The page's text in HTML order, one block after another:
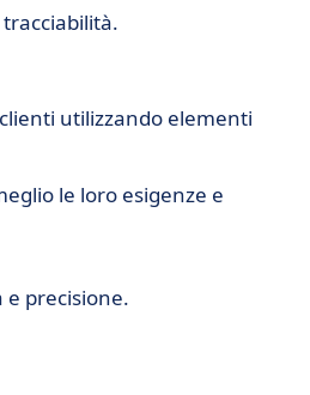
utilizzando elementi
le loro esigenze e
precisione.